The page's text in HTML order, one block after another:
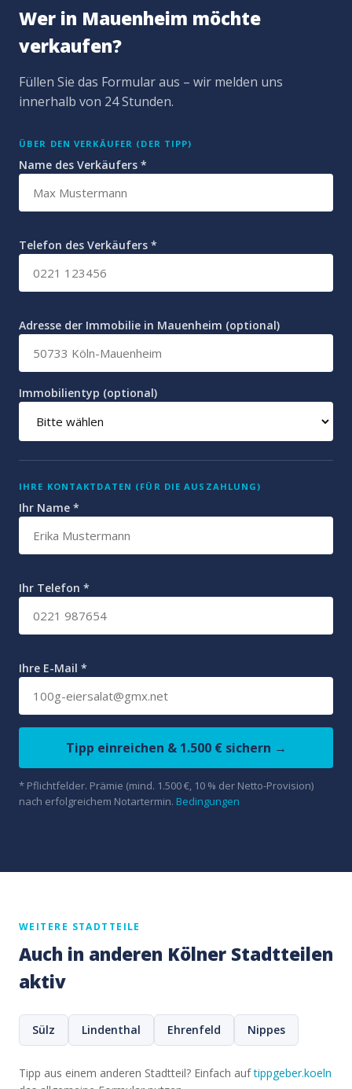
Wer in Mauenheim möchte
verkaufen?
Füllen Sie das Formular aus – wir melden uns
innerhalb von 24 Stunden.
ÜBER DEN VERKÄUFER (DER TIPP)
Name des Verkäufers *
Telefon des Verkäufers *
Adresse der Immobilie in Mauenheim (optional)
Immobilientyp (optional)
IHRE KONTAKTDATEN (FÜR DIE AUSZAHLUNG)
Ihr Name *
Ihr Telefon *
Ihre E-Mail *
Tipp einreichen & 1.500 € sichern →
* Pflichtfelder. Prämie (mind. 1.500 €, 10 % der Netto-Provision)
nach erfolgreichem Notartermin. Bedingungen
WEITERE STADTTEILE
Auch in anderen Kölner Stadtteilen
aktiv
Sülz Lindenthal Ehrenfeld Nippes
Tipp aus einem anderen Stadtteil? Einfach auftippgeber.koeln